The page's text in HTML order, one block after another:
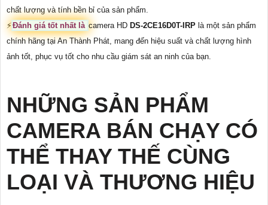
chất lượng và tính bền bỉ của sản phẩm.
️⚡ Đánh giá tốt nhất là camera HD DS-2CE16D0T-IRP là một sản phẩm
chính hãng tại An Thành Phát, mang đến hiệu suất và chất lượng hình
ảnh tốt, phục vụ tốt cho nhu cầu giám sát an ninh của bạn.
NHỮNG SẢN PHẨM
CAMERA BÁN CHẠY CÓ
THỂ THAY THẾ CÙNG
LOẠI VÀ THƯƠNG HIỆU